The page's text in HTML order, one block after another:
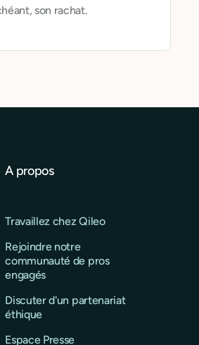
son rachat.
A propos
Travaillez chez Qileo
Rejoindre notre
communauté de pros
engagés
Discuter d'un partenariat
éthique
Espace Presse